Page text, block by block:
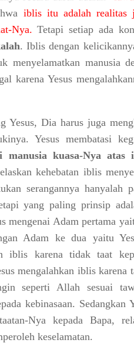
iblis itu adalah realitas
Nya. Tetapi setiap ada
. Iblis dengan
menyelamatkan manusia
karena Yesus
Yesus, Dia harus juga
Yesus membatasi
manusia kuasa-Nya atas
kehebatan iblis
serangannya hanyalah
yang paling prinsip
mengenai Adam pertama
Adam ke dua yaitu
iblis karena tidak taat
mengalahkan iblis karena
seperti Allah sesuai
kebinasaan. Sedangkan
Nya kepada Bapa,
keselamatan.